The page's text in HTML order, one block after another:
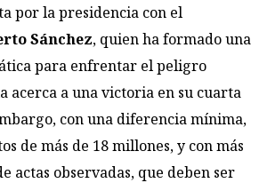
por la presidencia con el
Sánchez, quien ha formado una
para enfrentar el peligro
acerca a una victoria en su cuarta
con una diferencia mínima,
de más de 18 millones, y con más
actas observadas, que deben ser